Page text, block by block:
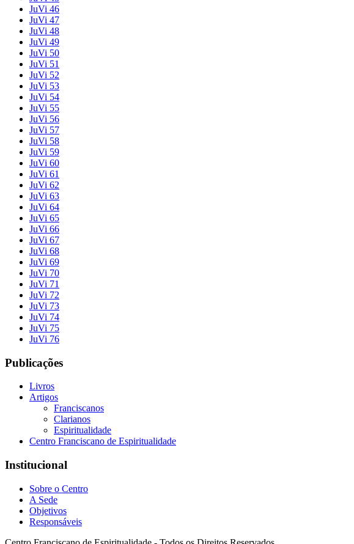
JuVi 46
JuVi 47
JuVi 48
JuVi 49
JuVi 50
JuVi 51
JuVi 52
JuVi 53
JuVi 54
JuVi 55
JuVi 56
JuVi 57
JuVi 58
JuVi 59
JuVi 60
JuVi 61
JuVi 62
JuVi 63
JuVi 64
JuVi 65
JuVi 66
JuVi 67
JuVi 68
JuVi 69
JuVi 70
JuVi 71
JuVi 72
JuVi 73
JuVi 74
JuVi 75
JuVi 76
Publicações
Livros
Artigos
Franciscanos
Clarianos
Espiritualidade
Centro Franciscano de Espiritualidade
Institucional
Sobre o Centro
A Sede
Objetivos
Responsáveis